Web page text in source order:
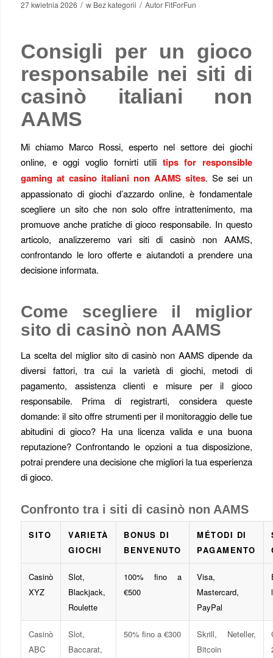
27 kwietnia 2026 / w Bez kategorii / Autor FitForFun
Consigli per un gioco
responsabile nei siti di
casinò italiani non
AAMS
Mi chiamo Marco Rossi, esperto nel settore dei giochi
online, e oggi voglio fornirti utili tips for responsible
gaming at casino italiani non AAMS sites. Se sei un
appassionato di giochi d’azzardo online, è fondamentale
scegliere un sito che non solo offre intrattenimento, ma
promuove anche pratiche di gioco responsabile. In questo
articolo, analizzeremo vari siti di casinò non AAMS,
confrontando le loro offerte e aiutandoti a prendere una
decisione informata.
Come scegliere il miglior
sito di casinò non AAMS
La scelta del miglior sito di casinò non AAMS dipende da
diversi fattori, tra cui la varietà di giochi, metodi di
pagamento, assistenza clienti e misure per il gioco
responsabile. Prima di registrarti, considera queste
domande: il sito offre strumenti per il monitoraggio delle tue
abitudini di gioco? Ha una licenza valida e una buona
reputazione? Confrontando le opzioni a tua disposizione,
potrai prendere una decisione che migliori la tua esperienza
di gioco.
Confronto tra i siti di casinò non AAMS
SITO
VARIETÀ
GIOCHI
BONUS DI
BENVENUTO
MÉTODI DI
PAGAMENTO
Casinò
XYZ
Slot,
Blackjack,
Roulette
100% fino a
€500
Visa,
Mastercard,
PayPal
Casinò
ABC
Slot,
Baccarat,
50% fino a €300
Skrill, Neteller,
Bitcoin